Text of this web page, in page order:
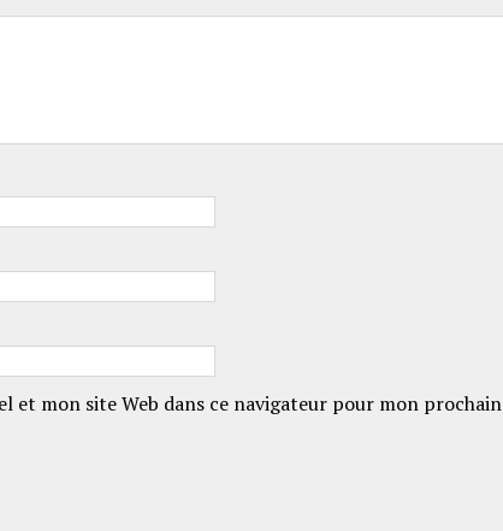
et mon site Web dans ce navigateur pour mon prochain